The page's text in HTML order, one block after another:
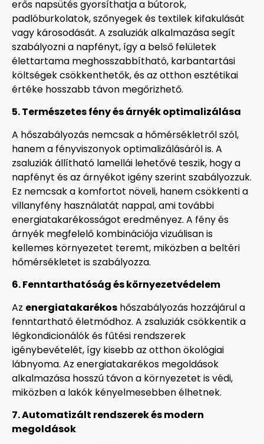
erős napsütés gyorsíthatja a bútorok,
padlóburkolatok, szőnyegek és textilek kifakulását
vagy károsodását. A zsaluziák alkalmazása segít
szabályozni a napfényt, így a belső felületek
élettartama meghosszabbítható, karbantartási
költségek csökkenthetők, és az otthon esztétikai
értéke hosszabb távon megőrizhető.
5. Természetes fény és árnyék optimalizálása
A hőszabályozás nemcsak a hőmérsékletről szól,
hanem a fényviszonyok optimalizálásáról is. A
zsaluziák állítható lamellái lehetővé teszik, hogy a
napfényt és az árnyékot igény szerint szabályozzuk.
Ez nemcsak a komfortot növeli, hanem csökkenti a
villanyfény használatát nappal, ami további
energiatakarékosságot eredményez. A fény és
árnyék megfelelő kombinációja vizuálisan is
kellemes környezetet teremt, miközben a beltéri
hőmérsékletet is szabályozza.
6. Fenntarthatóság és környezetvédelem
Az energiatakarékos hőszabályozás hozzájárul a
fenntartható életmódhoz. A zsaluziák csökkentik a
légkondicionálók és fűtési rendszerek
igénybevételét, így kisebb az otthon ökológiai
lábnyoma. Az energiatakarékos megoldások
alkalmazása hosszú távon a környezetet is védi,
miközben a lakók kényelmesebben élhetnek.
7. Automatizált rendszerek és modern
megoldások